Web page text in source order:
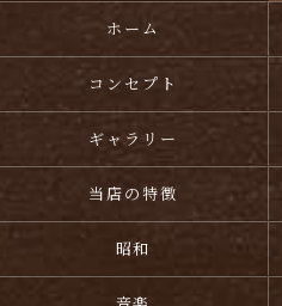
ホーム
コンセプト
ギャラリー
当店の特徴
昭和